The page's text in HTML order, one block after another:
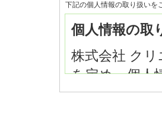
下記の個人情報の取り扱いを